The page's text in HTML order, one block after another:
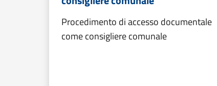
Procedimento di accesso documentale
come consigliere comunale